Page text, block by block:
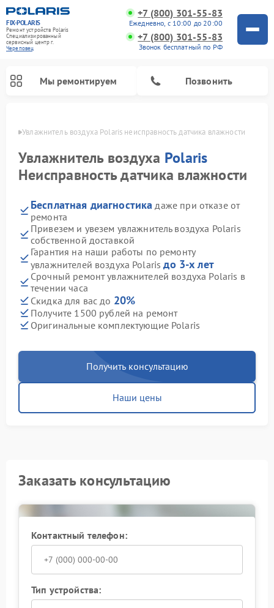
FIX-POLARIS
Ремонт устройств Polaris
Специализированный
cервисный центр г.
Череповец
+7 (800) 301-55-83
Ежедневно, с 10:00 до 20:00
+7 (800) 301-55-83
Звонок бесплатный по РФ
Мы ремонтируем Позвонить
Увлажнитель воздуха Polaris неисправность датчика влажности
Увлажнитель воздуха Polaris
Неисправность датчика влажности
Бесплатная диагностика даже при отказе от
ремонта
Привезем и увезем увлажнитель воздуха Polaris
собственной доставкой
Гарантия на наши работы по ремонту
увлажнителей воздуха Polarisдо 3-х лет
Срочный ремонт увлажнителей воздуха Polaris в
течении часа
Скидка для вас до 20%
Получите 1500 рублей на ремонт
Оригинальные комплектующие Polaris
Получить консультацию
Наши цены
Заказать консультацию
Контактный телефон:
Тип устройства: